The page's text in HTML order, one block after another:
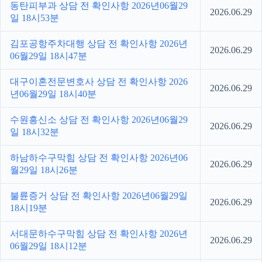
동탄피부과 상담 전 확인사항 2026년06월29
일 18시53분
2026.06.29
김포공항주차대행 상담 전 확인사항 2026년
06월29일 18시47분
2026.06.29
대구이혼전문변호사 상담 전 확인사항 2026
년06월29일 18시40분
2026.06.29
수원흥신소 상담 전 확인사항 2026년06월29
일 18시32분
2026.06.29
하남하수구막힘 상담 전 확인사항 2026년06
월29일 18시26분
2026.06.29
불륜증거 상담 전 확인사항 2026년06월29일
18시19분
2026.06.29
서대문하수구막힘 상담 전 확인사항 2026년
06월29일 18시12분
2026.06.29